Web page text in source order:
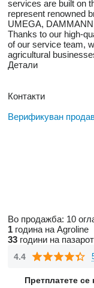
services are built on
represent renowned
UMEGA,
Thanks to our high-
of our service team,
agricultural
Детали
Контакти
Верификуван
Во продажба: 10
1 година на Agroline
33 години на пазарот
4.4
Претплатете се